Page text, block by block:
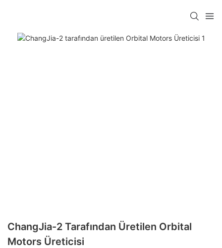
ChangJia-2 Tarafından Üretilen Orbital
Motors Üreticisi